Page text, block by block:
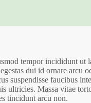
tempor incididunt
dui id ornare
suspendisse faucibus
ultricies. Massa vitae
tincidunt arcu non.